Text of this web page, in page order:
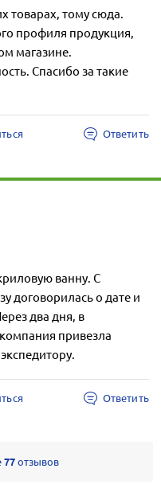
товарах, тому сюда.
профиля продукция,
магазине.
Спасибо за такие
Ответить
ванну. С
договорилась о дате и
два дня, в
привезла
Ответить
77отзывов